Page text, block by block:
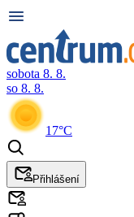
sobota 8. 8.
so 8. 8.
17°C
Přihlášení